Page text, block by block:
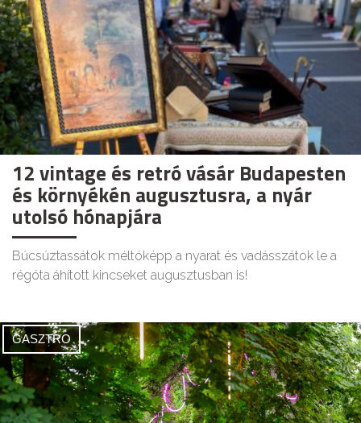
12 vintage és retró vásár Budapesten
és környékén augusztusra, a nyár
utolsó hónapjára
Búcsúztassátok méltóképp a nyarat és vadásszátok le a
régóta áhított kincseket augusztusban is!
GASZTRO